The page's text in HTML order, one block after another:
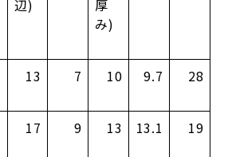
辺)
厚
み)
13 7 10 9.7 28
17 9 13 13.1 19